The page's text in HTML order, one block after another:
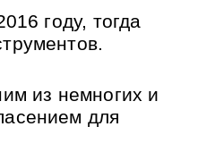
году, тогда
из немногих и
для